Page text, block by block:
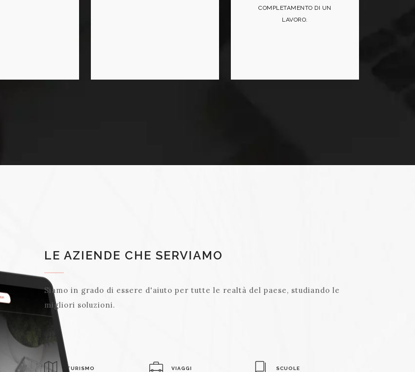
COMPLETAMENTO DI UN
LAVORO.
LE AZIENDE CHE SERVIAMO
Siamo in grado di essere d'aiuto per tutte le realtà del paese, studiando le
migliori soluzioni.
TURISMO VIAGGI SCUOLE